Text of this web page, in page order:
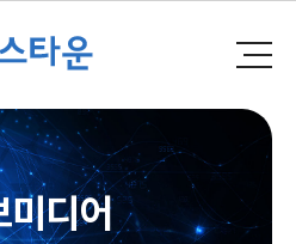
미디어